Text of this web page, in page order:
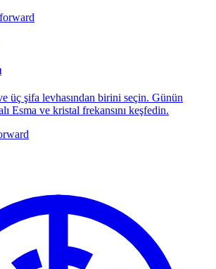
üç şifa levhasından birini seçin. Günün
Esma ve kristal frekansını keşfedin.